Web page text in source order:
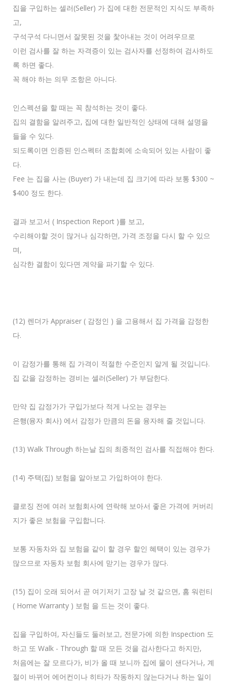
집을 구입하는 셀러(Seller) 가 집에 대한 전문적인 지식도 부족하
고,
구석구석 다니면서 잘못된 것을 찿아내는 것이 어려우므로
이런 검사를 잘 하는 자격증이 있는 검사자를 선정하여 검사하도
록 하면 좋다.
꼭 해야 하는 의무 조항은 아니다.
인스펙션을 할 때는 꼭 참석하는 것이 좋다.
집의 결함을 알려주고, 집에 대한 일반적인 상태에 대해 설명을
들을 수 있다.
되도록이면 인증된 인스펙터 조합회에 소속되어 있는 사람이 좋
다.
Fee 는 집을 사는 (Buyer) 가 내는데 집 크기에 따라 보통 $300 ~
$400 정도 한다.
결과 보고서 ( Inspection Report )를 보고,
수리해야할 것이 많거나 심각하면, 가격 조정을 다시 할 수 있으
며,
심각한 결함이 있다면 계약을 파기할 수 있다.
(12) 렌더가 Appraiser ( 감정인 ) 을 고용해서 집 가격을 감정한
다.
이 감정가를 통해 집 가격이 적절한 수준인지 알게 될 것입니다.
집 값을 감정하는 경비는 셀러(Seller) 가 부담한다.
만약 집 감정가가 구입가보다 적게 나오는 경우는
은행(융자 회사) 에서 감정가 만큼의 돈을 융자해 줄 것입니다.
(13) Walk Through 하는날 집의 최종적인 검사를 직접해야 한다.
(14) 주택(집) 보험을 알아보고 가입하여야 한다.
클로징 전에 여러 보험회사에 연락해 보아서 좋은 가격에 커버리
지가 좋은 보험을 구입합니다.
보통 자동차와 집 보험을 같이 할 경우 할인 혜택이 있는 경우가
많으므로 자동차 보험 회사에 맏기는 경우가 많다.
(15) 집이 오래 되어서 곧 여기저기 고장 날 것 같으면, 홈 워런티
( Home Warranty ) 보험 을 드는 것이 좋다.
집을 구입하여, 자신들도 둘러보고, 전문가에 의한 Inspection 도
하고 또 Walk - Through 할 때 모든 것을 검사한다고 하지만,
처음에는 잘 모르다가, 비가 올 때 보니까 집에 물이 샌다거나, 계
절이 바뀌어 에어컨이나 히타가 작동하지 않는다거나 하는 일이